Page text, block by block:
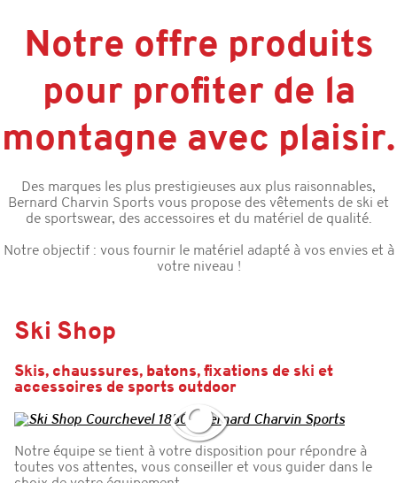
Notre offre produits
pour profiter de la
montagne avec plaisir.
Des marques les plus prestigieuses aux plus raisonnables,
Bernard Charvin Sports vous propose des vêtements de ski et
de sportswear, des accessoires et du matériel de qualité.
Notre objectif : vous fournir le matériel adapté à vos envies et à
votre niveau !
Ski Shop
Skis, chaussures, batons, fixations de ski et
accessoires de sports outdoor
Notre équipe se tient à votre disposition pour répondre à
toutes vos attentes, vous conseiller et vous guider dans le